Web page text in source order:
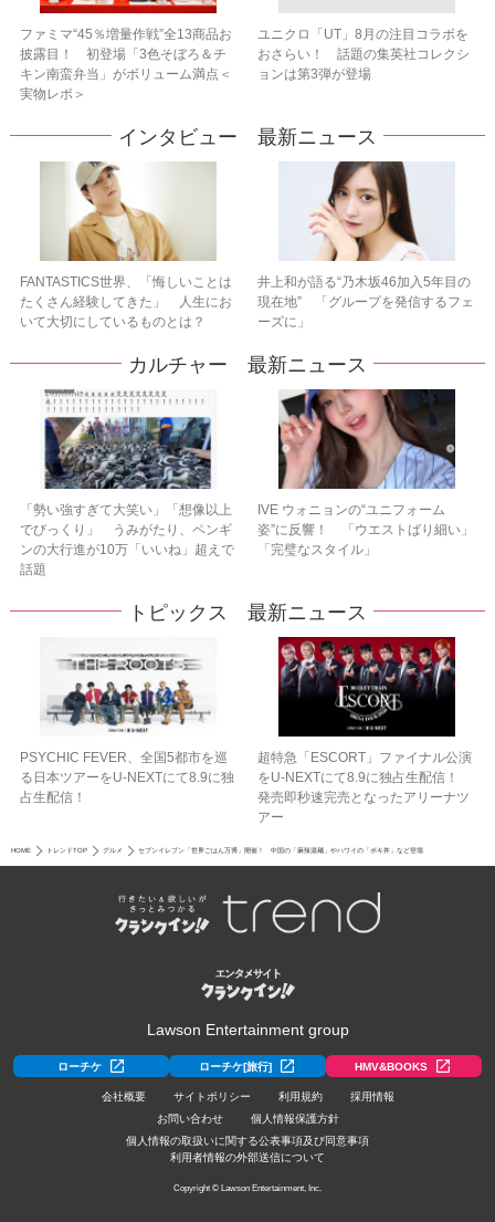
ファミマ“45％増量作戦”全13商品お
披露目！ 初登場「3色そぼろ＆チ
キン南蛮弁当」がボリューム満点＜
実物レポ＞
ユニクロ「UT」8月の注目コラボを
おさらい！ 話題の集英社コレクシ
ョンは第3弾が登場
インタビュー 最新ニュース
FANTASTICS世界、「悔しいことは
たくさん経験してきた」 人生にお
いて大切にしているものとは？
井上和が語る“乃木坂46加入5年目の
現在地” 「グループを発信するフェ
ーズに」
カルチャー 最新ニュース
「勢い強すぎて大笑い」「想像以上
でびっくり」 うみがたり、ペンギ
ンの大行進が10万「いいね」超えで
話題
IVE ウォニョンの“ユニフォーム
姿”に反響！ 「ウエストばり細い」
「完璧なスタイル」
トピックス 最新ニュース
PSYCHIC FEVER、全国5都市を巡
る日本ツアーをU‐NEXTにて8.9に独
占生配信！
超特急「ESCORT」ファイナル公演
をU-NEXTにて8.9に独占生配信！
発売即秒速完売となったアリーナツ
アー
HOME トレンドTOP グルメ セブンイレブン「世界ごはん万博」開催！ 中国の「麻辣湯麺」やハワイの「ポキ丼」など登場
Lawson Entertainment group
ローチケ ローチケ[旅行] HMV&BOOKS
会社概要 サイトポリシー 利用規約
採用情報
お問い合わせ
個人情報保護方針
個人情報の取扱いに関する公表事項及び同意事項
利用者情報の外部送信について
Copyright © Lawson Entertainment, Inc.